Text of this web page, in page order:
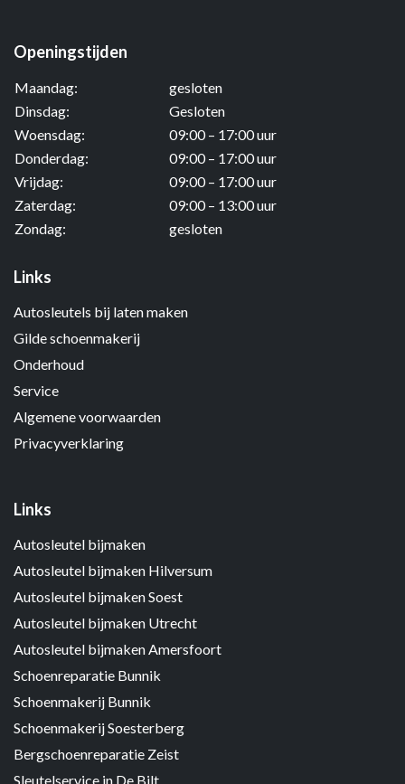
Openingstijden
Maandag:
gesloten
Dinsdag:
Gesloten
Woensdag:
09:00 – 17:00 uur
Donderdag:
09:00 – 17:00 uur
Vrijdag:
09:00 – 17:00 uur
Zaterdag:
09:00 – 13:00 uur
Zondag:
gesloten
Links
Autosleutels bij laten maken
Gilde schoenmakerij
Onderhoud
Service
Algemene voorwaarden
Privacyverklaring
Links
Autosleutel bijmaken
Autosleutel bijmaken Hilversum
Autosleutel bijmaken Soest
Autosleutel bijmaken Utrecht
Autosleutel bijmaken Amersfoort
Schoenreparatie Bunnik
Schoenmakerij Bunnik
Schoenmakerij Soesterberg
Bergschoenreparatie Zeist
Sleutelservice in De Bilt